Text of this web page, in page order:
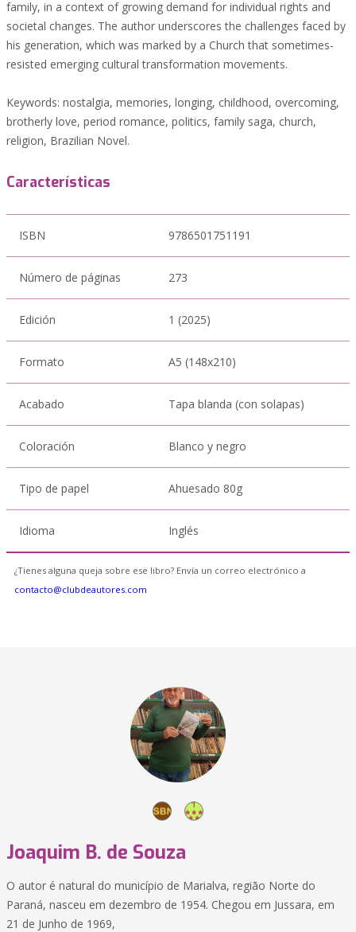
family, in a context of growing demand for individual rights and
societal changes. The author underscores the challenges faced by
his generation, which was marked by a Church that sometimes-
resisted emerging cultural transformation movements.
Keywords: nostalgia, memories, longing, childhood, overcoming,
brotherly love, period romance, politics, family saga, church,
religion, Brazilian Novel.
Características
ISBN 9786501751191
Número de páginas 273
Edición 1 (2025)
Formato A5 (148x210)
Acabado Tapa blanda (con solapas)
Coloración Blanco y negro
Tipo de papel Ahuesado 80g
Idioma Inglés
¿Tienes alguna queja sobre ese libro? Envía un correo electrónico a
contacto@clubdeautores.com
Joaquim B. de Souza
O autor é natural do município de Marialva, região Norte do
Paraná, nasceu em dezembro de 1954. Chegou em Jussara, em
21 de Junho de 1969,